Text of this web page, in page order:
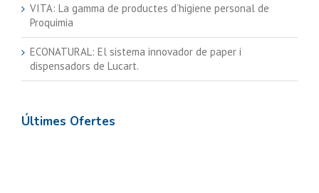
VITA: La gamma de productes d’higiene personal de
Proquimia
ECONATURAL: El sistema innovador de paper i
dispensadors de Lucart.
Últimes Ofertes